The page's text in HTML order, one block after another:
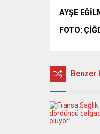
AYŞE
FOTO:
Benzer